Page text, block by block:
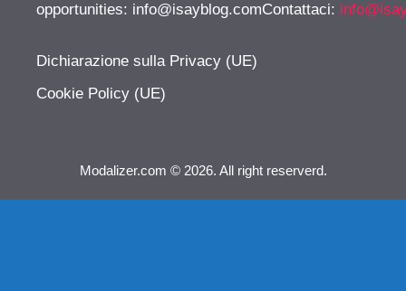
opportunities: info@isayblog.comContattaci:
Dichiarazione sulla Privacy (UE)
Cookie Policy (UE)
Modalizer.com © 2026. All right reserverd.